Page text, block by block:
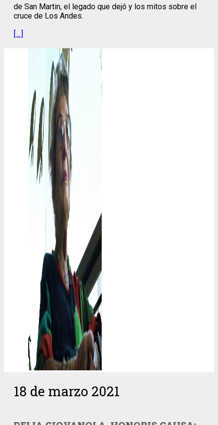
de San Martin, el legado que dejó y los mitos sobre el
cruce de Los Andes.
[…]
18 de marzo 2021